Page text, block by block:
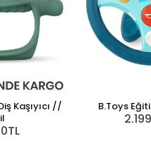
Kaşıyıcı //
B.Toys